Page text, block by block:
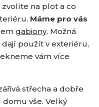
na plot a co
Máme pro vás
gabiony. Možná
použít v exteriéru,
vám více
střecha a dobře
domu vše. Velký